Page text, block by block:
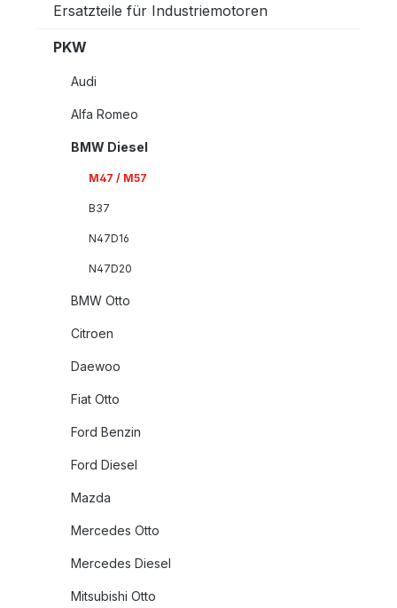
Ersatzteile für Industriemotoren
PKW
Audi
Alfa Romeo
BMW Diesel
M47 / M57
B37
N47D16
N47D20
BMW Otto
Citroen
Daewoo
Fiat Otto
Ford Benzin
Ford Diesel
Mazda
Mercedes Otto
Mercedes Diesel
Mitsubishi Otto